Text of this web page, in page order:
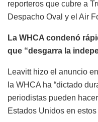
reporteros que cubre a
Despacho Oval y el Air
La WHCA condenó
que “desgarra la
Leavitt hizo el anuncio
la WHCA ha “dictado
periodistas pueden
Estados Unidos en